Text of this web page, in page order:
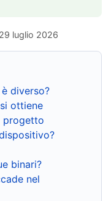
29 luglio 2026
diverso?
ottiene
progetto
binari?
nel